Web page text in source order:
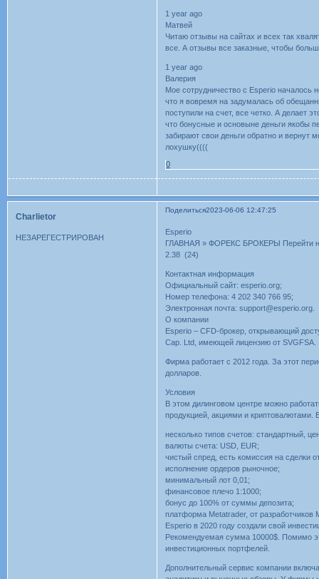
1 year ago
Матвей
Читаю отзывы на сайтах и всех так
все. А отзывы все заказные, чтобы
1 year ago
Валерия
Мое сотрудничество с Esperio началось
что я вовремя на задумалась об
поступили на счет, все четко. А делает
что бонусные и основыне деньги якобы
забирают свои деньги обратно и вернут
лохушку((((
0
Поделиться2023-06-06 12:47:25
Charlietor
НЕЗАРЕГЕСТРИРОВАН
Esperio
ГЛАВНАЯ » ФОРЕКС БРОКЕРЫ Перейти
2.38 (24)
Контактная информация
Официальный сайт: esperio.org;
Номер телефона: 4 202 340 766 95;
Электронная почта: support@esperio.org.
О компании
Esperio – CFD-брокер, открывающий
Cap. Ltd, имеющей лицензию от SVGFSA.
Фирма работает с 2012 года. За этот
долларов.
Условия
В этом дилинговом центре можно
продукцией, акциями и криптовалютами.
несколько типов счетов: стандартный,
валюты счета: USD, EUR;
чистый спред, есть комиссия на сделки
исполнение ордеров рыночное;
минимальный лот 0,01;
финансовое плечо 1:1000;
бонус до 100% от суммы депозита;
платформа Metatrader, от разработчиков
Esperio в 2020 году создали свой
Рекомендуемая сумма 10000$. Помимо
инвестиционных портфелей.
Дополнительный сервис компании